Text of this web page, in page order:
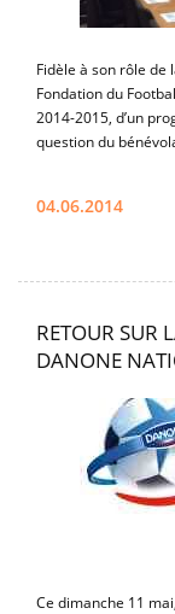
Fidèle à son rôle
Fondation du
2014-2015, d’un
question du
04.06.2014
RETOUR SUR
DANONE
Ce dimanche 11